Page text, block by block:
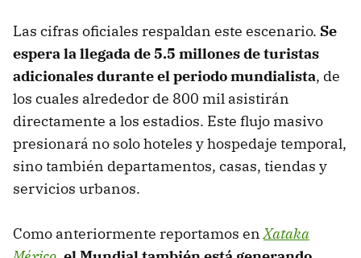
Las cifras oficiales respaldan este escenario. Se
espera la llegada de 5.5 millones de turistas
adicionales durante el periodo mundialista, de
los cuales alrededor de 800 mil asistirán
directamente a los estadios. Este flujo masivo
presionará no solo hoteles y hospedaje temporal,
sino también departamentos, casas, tiendas y
servicios urbanos.
Como anteriormente reportamos enXataka